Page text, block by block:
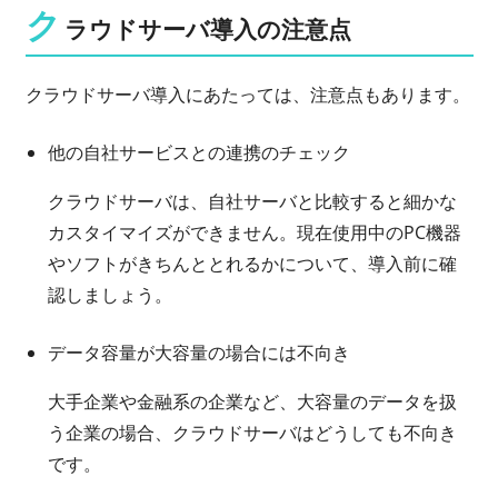
ク ラウドサーバ導入の注意点
クラウドサーバ導入にあたっては、注意点もあります。
他の自社サービスとの連携のチェック
クラウドサーバは、自社サーバと比較すると細かな
カスタイマイズができません。現在使用中のPC機器
やソフトがきちんととれるかについて、導入前に確
認しましょう。
データ容量が大容量の場合には不向き
大手企業や金融系の企業など、大容量のデータを扱
う企業の場合、クラウドサーバはどうしても不向き
です。